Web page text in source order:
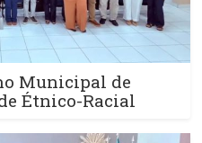
Municipal de
Étnico-Racial